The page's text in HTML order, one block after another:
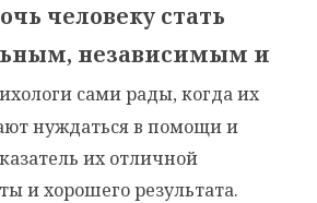
человеку стать
независимым и
сами рады, когда их
нуждаться в помощи и
их отличной
и хорошего результата.